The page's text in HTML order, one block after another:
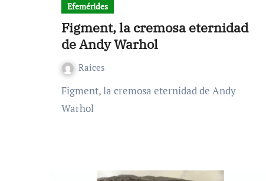
Efemérides
Figment, la cremosa eternidad
de Andy Warhol
Raices
Figment, la cremosa eternidad de Andy
Warhol